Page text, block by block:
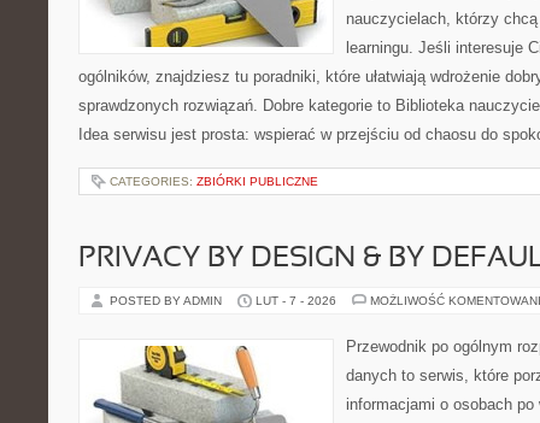
nauczycielach, którzy
learningu. Jeśli interesuje
ogólników, znajdziesz tu poradniki, które ułatwiają wdrożenie
sprawdzonych rozwiązań. Dobre kategorie to Biblioteka
Idea serwisu jest prosta: wspierać w przejściu od chaosu do
CATEGORIES: ZBIÓRKI PUBLICZNE
PRIVACY BY DESIGN & BY
POSTED BY ADMIN LUT - 7 - 2026 MOŻLIWOŚĆ
Przewodnik po ogólnym
danych to serwis, które
informacjami o osobach